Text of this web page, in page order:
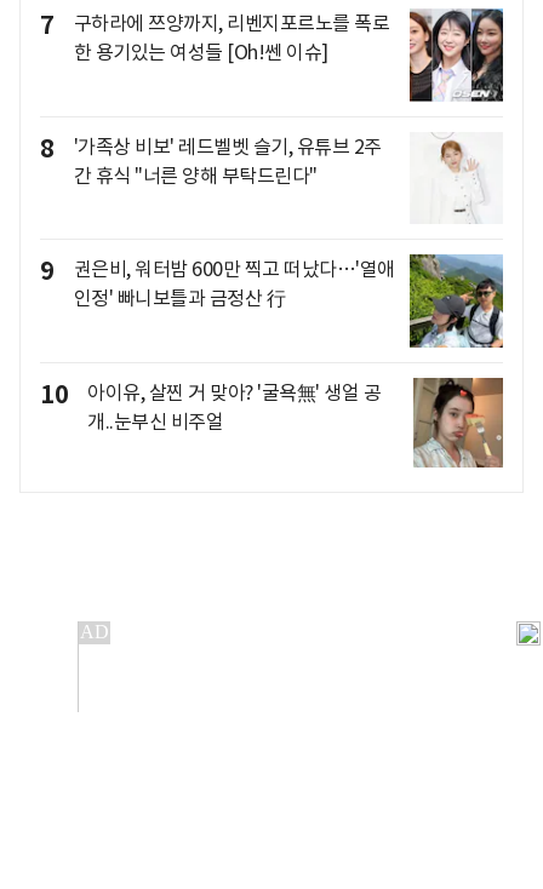
7
구하라에 쯔양까지, 리벤지포르노를 폭로
한 용기있는 여성들 [Oh!쎈 이슈]
8
'가족상 비보' 레드벨벳 슬기, 유튜브 2주
간 휴식 "너른 양해 부탁드린다"
9
권은비, 워터밤 600만 찍고 떠났다…'열애
인정' 빠니보틀과 금정산 行
10
아이유, 살찐 거 맞아? '굴욕無' 생얼 공
개..눈부신 비주얼